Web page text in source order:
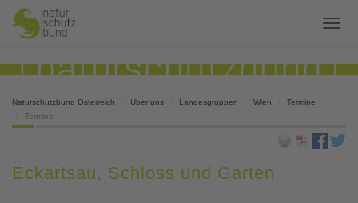
Naturschutzbund Österreich Über uns Landesgruppen Wien
Termine
Termine
Eckartsau, Schloss und Garten